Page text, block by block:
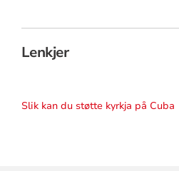
Lenkjer
Slik kan du støtte kyrkja på Cuba